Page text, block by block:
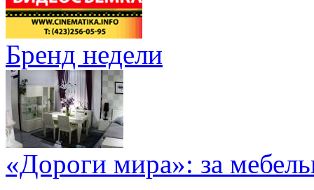
Бренд недели
«Дороги мира»: за